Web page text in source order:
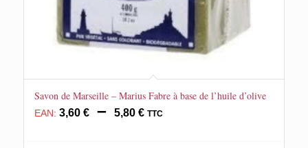
Savon de Marseille – Marius Fabre à base de l’huile d’olive
EAN: 3,60 € – 5,80 €Plage
TTC